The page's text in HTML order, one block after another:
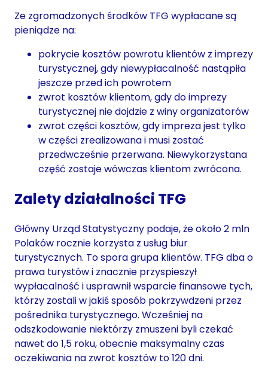
Ze zgromadzonych środków TFG wypłacane są
pieniądze na:
pokrycie kosztów powrotu klientów z imprezy
turystycznej, gdy niewypłacalność nastąpiła
jeszcze przed ich powrotem
zwrot kosztów klientom, gdy do imprezy
turystycznej nie dojdzie z winy organizatorów
zwrot części kosztów, gdy impreza jest tylko
w części zrealizowana i musi zostać
przedwcześnie przerwana. Niewykorzystana
część zostaje wówczas klientom zwrócona.
Zalety działalności TFG
Główny Urząd Statystyczny podaje, że około 2 mln
Polaków rocznie korzysta z usług biur
turystycznych. To spora grupa klientów. TFG dba o
prawa turystów i znacznie przyspieszył
wypłacalność i usprawnił wsparcie finansowe tych,
którzy zostali w jakiś sposób pokrzywdzeni przez
pośrednika turystycznego. Wcześniej na
odszkodowanie niektórzy zmuszeni byli czekać
nawet do 1,5 roku, obecnie maksymalny czas
oczekiwania na zwrot kosztów to 120 dni.